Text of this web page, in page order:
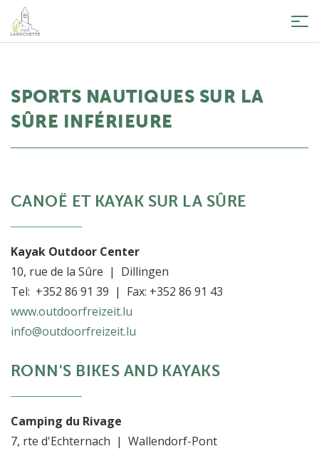
SPORTS NAUTIQUES SUR LA
SÛRE INFÉRIEURE
CANOË ET KAYAK SUR LA SÛRE
Kayak Outdoor Center
10, rue de la Sûre | Dillingen
Tel: +352 86 91 39 | Fax: +352 86 91 43
www.outdoorfreizeit.lu
info@outdoorfreizeit.lu
RONN'S BIKES AND KAYAKS
Camping du Rivage
7, rte d'Echternach | Wallendorf-Pont